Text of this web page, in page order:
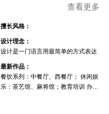
查看更多
擅长风格：
设计理念：
设计是一门语言用最简单的方式表达
最新作品：
餐饮系列：中餐厅、西餐厅； 休闲娱
乐：茶艺馆、麻将馆；教育培训 办公